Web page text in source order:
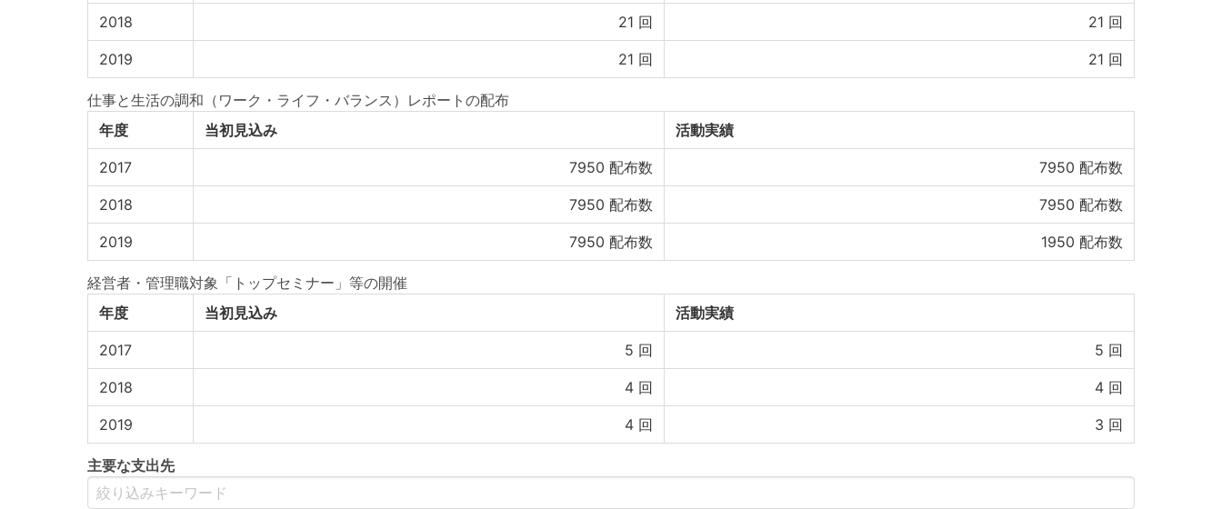
2018 21 回 21 回
2019 21 回 21 回
仕事と生活の調和（ワーク・ライフ・バランス）レポートの配布
年度
当初見込み 活動実績
2017 7950 配布数 7950 配布数
2018 7950 配布数 7950 配布数
2019 7950 配布数 1950 配布数
経営者・管理職対象「トップセミナー」等の開催
年度
当初見込み 活動実績
2017 5 回 5 回
2018 4 回 4 回
2019 4 回 3 回
主要な支出先